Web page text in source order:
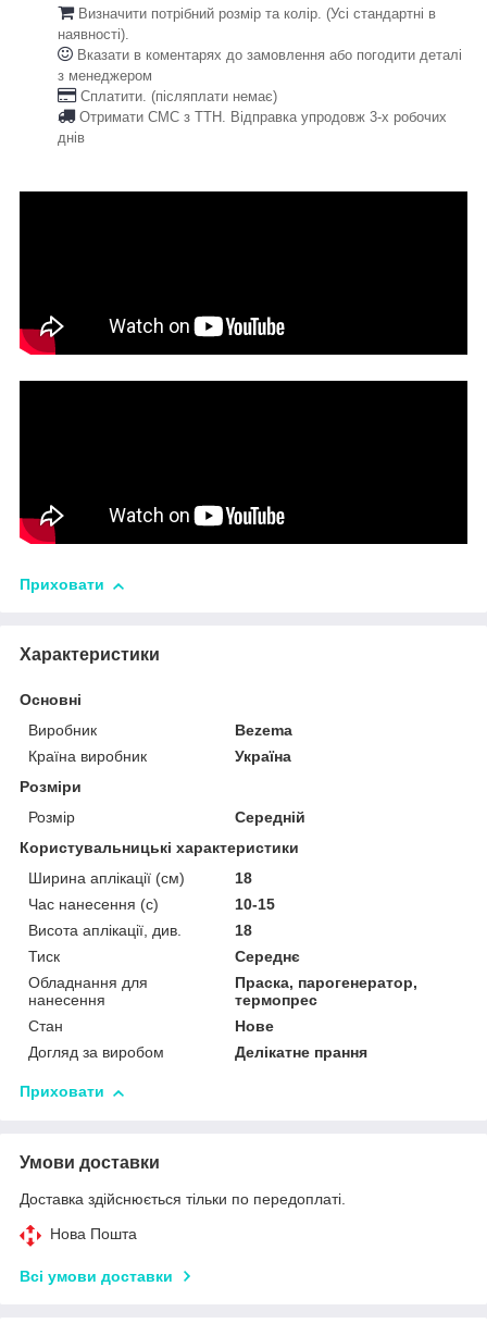
Визначити потрібний розмір та колір. (Усі стандартні в
наявності).
Вказати в коментарях до замовлення або погодити деталі
з менеджером
Сплатити. (післяплати немає)
Отримати СМС з ТТН. Відправка упродовж 3-х робочих
днів
Приховати
Характеристики
Основні
Виробник
Bezema
Країна виробник
Україна
Розміри
Розмір
Середній
Користувальницькі характеристики
Ширина аплікації (см)
18
Час нанесення (с)
10-15
Висота аплікації, див.
18
Тиск
Середнє
Обладнання для
нанесення
Праска, парогенератор,
термопрес
Стан
Нове
Догляд за виробом
Делікатне прання
Приховати
Умови доставки
Доставка здійснюється тільки по передоплаті.
Нова Пошта
Всі умови доставки